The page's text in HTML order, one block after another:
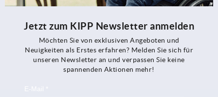
Jetzt zum KIPP Newsletter anmelden
Möchten Sie von exklusiven Angeboten und
Neuigkeiten als Erstes erfahren? Melden Sie sich für
unseren Newsletter an und verpassen Sie keine
spannenden Aktionen mehr!